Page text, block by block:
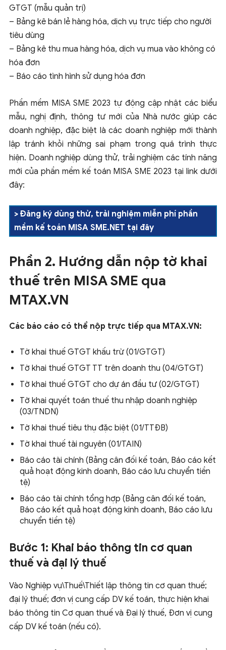
GTGT (mẫu quản trị)
– Bảng kê bán lẻ hàng hóa, dịch vụ trực tiếp cho người
tiêu dùng
– Bảng kê thu mua hàng hóa, dịch vụ mua vào không có
hóa đơn
– Báo cáo tình hình sử dụng hóa đơn
Phần mềm MISA SME 2023 tự động cập nhật các biểu
mẫu, nghị định, thông tư mới của Nhà nước giúp các
doanh nghiệp, đặc biệt là các doanh nghiệp mới thành
lập tránh khỏi những sai phạm trong quá trình thực
hiện. Doanh nghiệp dùng thử, trải nghiệm các tính năng
mới của phần mềm kế toán MISA SME 2023 tại link dưới
đây:
> Đăng ký dùng thử, trải nghiệm miễn phí phần
mềm kế toán MISA SME.NET tại đây
Phần 2. Hướng dẫn nộp tờ khai
thuế trên MISA SME qua
MTAX.VN
Các báo cáo có thể nộp trực tiếp qua MTAX.VN:
Tờ khai thuế GTGT khấu trừ (01/GTGT)
Tờ khai thuế GTGT TT trên doanh thu (04/GTGT)
Tờ khai thuế GTGT cho dự án đầu tư (02/GTGT)
Tờ khai quyết toán thuế thu nhập doanh nghiệp
(03/TNDN)
Tờ khai thuế tiêu thụ đặc biệt (01/TTĐB)
Tờ khai thuế tài nguyên (01/TAIN)
Báo cáo tài chính (Bảng cân đối kế toán, Báo cáo kết
quả hoạt động kinh doanh, Báo cáo lưu chuyển tiền
tệ)
Báo cáo tài chính tổng hợp (Bảng cân đối kế toán,
Báo cáo kết quả hoạt động kinh doanh, Báo cáo lưu
chuyển tiền tệ)
Bước 1: Khai báo thông tin cơ quan
thuế và đại lý thuế
Vào Nghiệp vụ\Thuế\Thiết lập thông tin cơ quan thuế;
đại lý thuế; đơn vị cung cấp DV kế toán, thực hiện khai
báo thông tin Cơ quan thuế và Đại lý thuế, Đơn vị cung
cấp DV kế toán (nếu có).